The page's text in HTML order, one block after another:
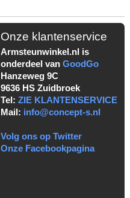
Onze klantenservice
Armsteunwinkel.nl is
onderdeel van GoodGo
Hanzeweg 9C
9636 HS Zuidbroek
Tel: ZIE KLANTENSERVICE
Mail: info@concept-s.nl
Volg ons op Twitter
Onze Facebookpagina